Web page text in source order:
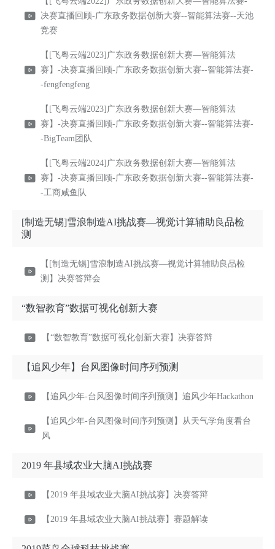
决赛直播回顾-广东政务数据创新大赛--智能算法赛--天池
竞赛
【[飞粤云端2023]广东政务数据创新大赛—智能算法
赛】-决赛直播回顾-广东政务数据创新大赛--智能算法赛-
-fengfengfeng
【[飞粤云端2023]广东政务数据创新大赛—智能算法
赛】-决赛直播回顾-广东政务数据创新大赛--智能算法赛-
-BigTeam团队
【[飞粤云端2024]广东政务数据创新大赛—智能算法
赛】-决赛直播回顾-广东政务数据创新大赛--智能算法赛-
-工商咸鱼队
[制造无锡]雪浪制造AI挑战赛—视觉计算辅助良品检
测
【[制造无锡]雪浪制造AI挑战赛—视觉计算辅助良品检
测】决赛答辩会
“数智教育”数据可视化创新大赛
【“数智教育”数据可视化创新大赛】决赛答辩
【追风少年】台风图像时间序列预测
【追风少年-台风图像时间序列预测】追风少年Hackathon
【追风少年-台风图像时间序列预测】从天气学角度看台
风
2019 年县域农业大脑AI挑战赛
【2019 年县域农业大脑AI挑战赛】决赛答辩
【2019 年县域农业大脑AI挑战赛】赛题解读